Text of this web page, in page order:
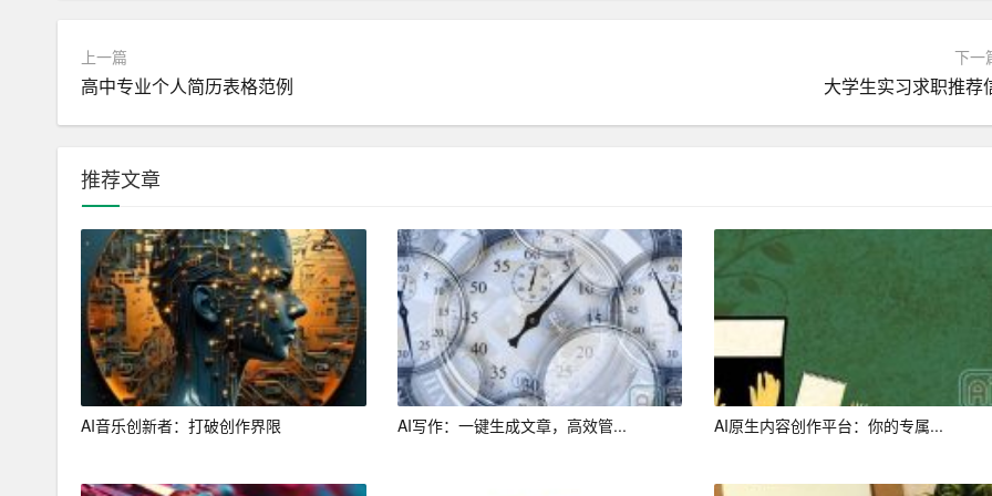
3. 加强税收筹划，合理规避税收风险。
4. 建立健全财务风险预警机制，及时应对财务危机。
二、具体措施
（一）加强财务管理
1. 完善财务管理制度：对现有财务管理制度进行梳理，查找不足，进一步完善财务预算、资金管理、内部控制等
方面的制度，确保财务工作有章可循。
2. 强化预算执行：加强对预算执行情况的监控，对预算执行中出现的问题及时进行调整，确保预算目标的实现。
3. 加强资金监管：建立健全资金监管机制，对资金使用情况进行定期检查，确保资金安全。
上一篇
高中专业个人简历表格范例
下一
大学生实习求职推荐
推荐文章
AI音乐创新者：打破创作界限 AI写作：一键生成文章，高效管... AI原生内容创作平台：你的专属...